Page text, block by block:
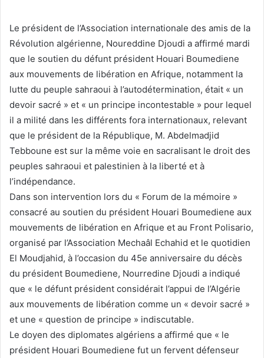
Le président de l’Association internationale des amis de la
Révolution algérienne, Noureddine Djoudi a affirmé mardi
que le soutien du défunt président Houari Boumediene
aux mouvements de libération en Afrique, notamment la
lutte du peuple sahraoui à l’autodétermination, était « un
devoir sacré » et « un principe incontestable » pour lequel
il a milité dans les différents fora internationaux, relevant
que le président de la République, M. Abdelmadjid
Tebboune est sur la même voie en sacralisant le droit des
peuples sahraoui et palestinien à la liberté et à
l’indépendance.
Dans son intervention lors du « Forum de la mémoire »
consacré au soutien du président Houari Boumediene aux
mouvements de libération en Afrique et au Front Polisario,
organisé par l’Association Mechaâl Echahid et le quotidien
El Moudjahid, à l’occasion du 45e anniversaire du décès
du président Boumediene, Nourredine Djoudi a indiqué
que « le défunt président considérait l’appui de l’Algérie
aux mouvements de libération comme un « devoir sacré »
et une « question de principe » indiscutable.
Le doyen des diplomates algériens a affirmé que « le
président Houari Boumediene fut un fervent défenseur